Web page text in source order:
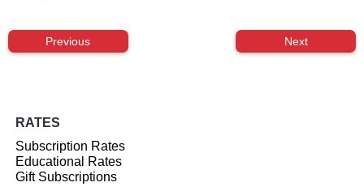
Previous Next
RATES
Subscription Rates
Educational Rates
Gift Subscriptions